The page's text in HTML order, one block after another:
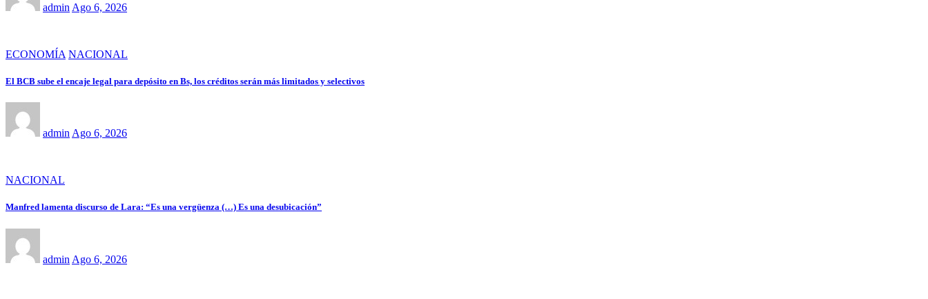
admin Ago 6, 2026
ECONOMÍA NACIONAL
El BCB sube el encaje legal para depósito en Bs, los créditos serán más limitados y selectivos
admin Ago 6, 2026
NACIONAL
Manfred lamenta discurso de Lara: “Es una vergüenza (…) Es una desubicación”
admin Ago 6, 2026